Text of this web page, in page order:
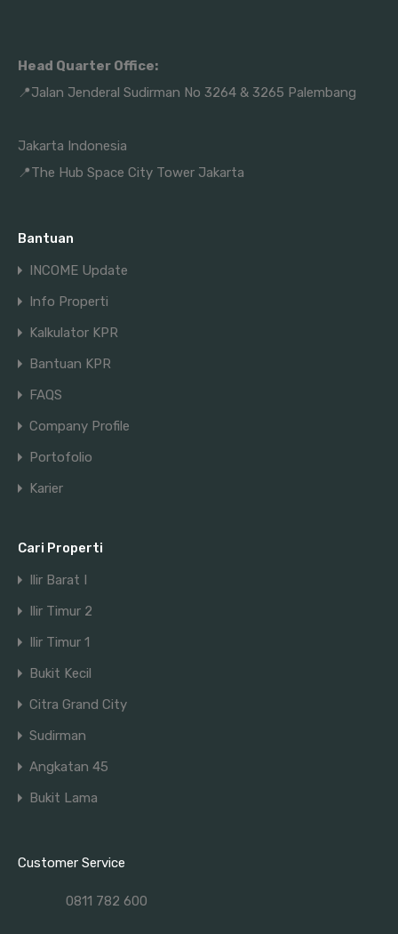
Head Quarter Office:
📍Jalan Jenderal Sudirman No 3264 & 3265 Palembang
Jakarta Indonesia
📍The Hub Space City Tower Jakarta
Bantuan
INCOME Update
Info Properti
Kalkulator KPR
Bantuan KPR
FAQS
Company Profile
Portofolio
Karier
Cari Properti
Ilir Barat I
Ilir Timur 2
Ilir Timur 1
Bukit Kecil
Citra Grand City
Sudirman
Angkatan 45
Bukit Lama
Customer Service
0811 782 600